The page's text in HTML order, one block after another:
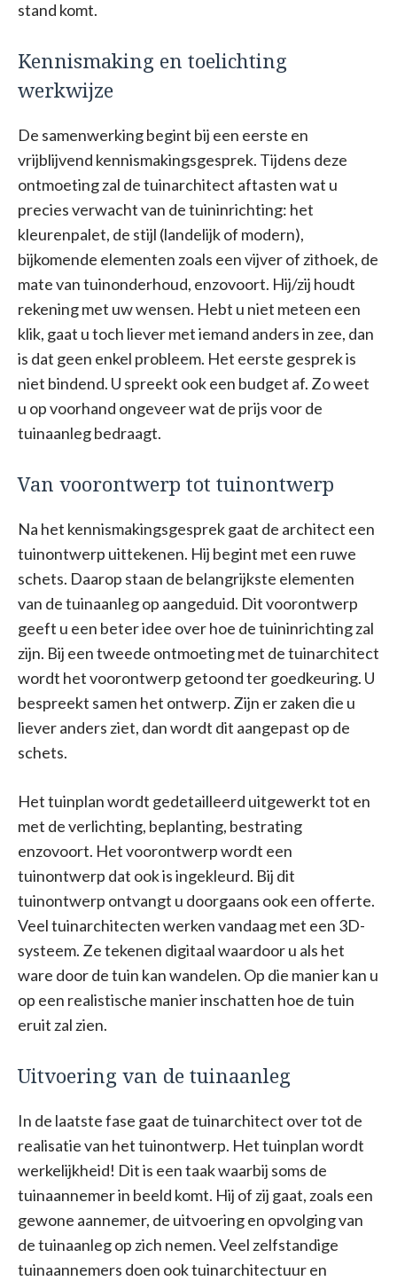
stand komt.
Kennismaking en toelichting
werkwijze
De samenwerking begint bij een eerste en
vrijblijvend kennismakingsgesprek. Tijdens deze
ontmoeting zal de tuinarchitect aftasten wat u
precies verwacht van de tuininrichting: het
kleurenpalet, de stijl (landelijk of modern),
bijkomende elementen zoals een vijver of zithoek, de
mate van tuinonderhoud, enzovoort. Hij/zij houdt
rekening met uw wensen. Hebt u niet meteen een
klik, gaat u toch liever met iemand anders in zee, dan
is dat geen enkel probleem. Het eerste gesprek is
niet bindend. U spreekt ook een budget af. Zo weet
u op voorhand ongeveer wat de prijs voor de
tuinaanleg bedraagt.
Van voorontwerp tot tuinontwerp
Na het kennismakingsgesprek gaat de architect een
tuinontwerp uittekenen. Hij begint met een ruwe
schets. Daarop staan de belangrijkste elementen
van de tuinaanleg op aangeduid. Dit voorontwerp
geeft u een beter idee over hoe de tuininrichting zal
zijn. Bij een tweede ontmoeting met de tuinarchitect
wordt het voorontwerp getoond ter goedkeuring. U
bespreekt samen het ontwerp. Zijn er zaken die u
liever anders ziet, dan wordt dit aangepast op de
schets.
Het tuinplan wordt gedetailleerd uitgewerkt tot en
met de verlichting, beplanting, bestrating
enzovoort. Het voorontwerp wordt een
tuinontwerp dat ook is ingekleurd. Bij dit
tuinontwerp ontvangt u doorgaans ook een offerte.
Veel tuinarchitecten werken vandaag met een 3D-
systeem. Ze tekenen digitaal waardoor u als het
ware door de tuin kan wandelen. Op die manier kan u
op een realistische manier inschatten hoe de tuin
eruit zal zien.
Uitvoering van de tuinaanleg
In de laatste fase gaat de tuinarchitect over tot de
realisatie van het tuinontwerp. Het tuinplan wordt
werkelijkheid! Dit is een taak waarbij soms de
tuinaannemer in beeld komt. Hij of zij gaat, zoals een
gewone aannemer, de uitvoering en opvolging van
de tuinaanleg op zich nemen. Veel zelfstandige
tuinaannemers doen ook tuinarchitectuur en